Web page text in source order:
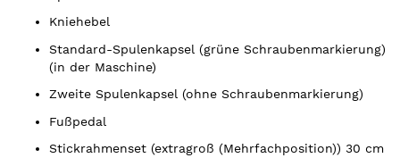
Kniehebel
Standard-Spulenkapsel (grüne Schraubenmarkierung)
(in der Maschine)
Zweite Spulenkapsel (ohne Schraubenmarkierung)
Fußpedal
Stickrahmenset (extragroß (Mehrfachposition)) 30 cm